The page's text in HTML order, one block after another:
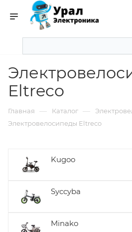
Eltreco
Главная — Каталог —
Электровелосипеды Eltreco
Kugoo
Syccyba
Minako